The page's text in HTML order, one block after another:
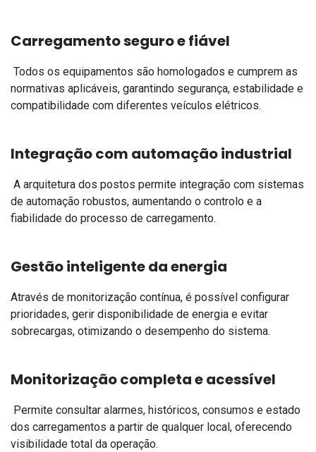
Carregamento seguro e fiável
Todos os equipamentos são homologados e cumprem as
normativas aplicáveis, garantindo segurança, estabilidade e
compatibilidade com diferentes veículos elétricos.
Integração com automação industrial
A arquitetura dos postos permite integração com sistemas
de automação robustos, aumentando o controlo e a
fiabilidade do processo de carregamento.
Gestão inteligente da energia
Através de monitorização contínua, é possível configurar
prioridades, gerir disponibilidade de energia e evitar
sobrecargas, otimizando o desempenho do sistema.
Monitorização completa e acessível
Permite consultar alarmes, históricos, consumos e estado
dos carregamentos a partir de qualquer local, oferecendo
visibilidade total da operação.